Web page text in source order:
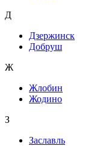
Д
Дзержинск
Добруш
Ж
Жлобин
Жодино
З
Заславль